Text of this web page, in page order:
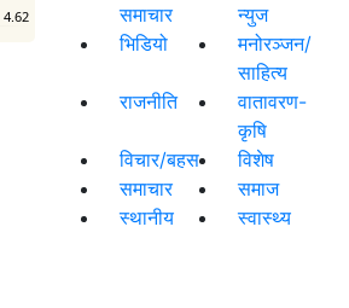
समाचार
न्युज
भिडियो
मनोरञ्जन/
साहित्य
राजनीति
वातावरण-
कृषि
विचार/बहस
विशेष
समाचार
समाज
स्थानीय
स्वास्थ्य